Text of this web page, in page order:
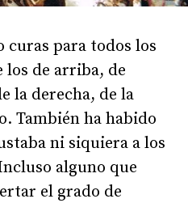
curas para todos los
los de arriba, de
la derecha, de la
También ha habido
ni siquiera a los
alguno que
el grado de